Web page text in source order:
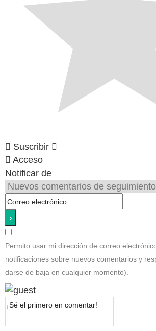
Suscribir
Acceso
Notificar de
Permito usar mi dirección de correo
notificaciones sobre nuevos comentarios y
darse de baja en cualquier momento).